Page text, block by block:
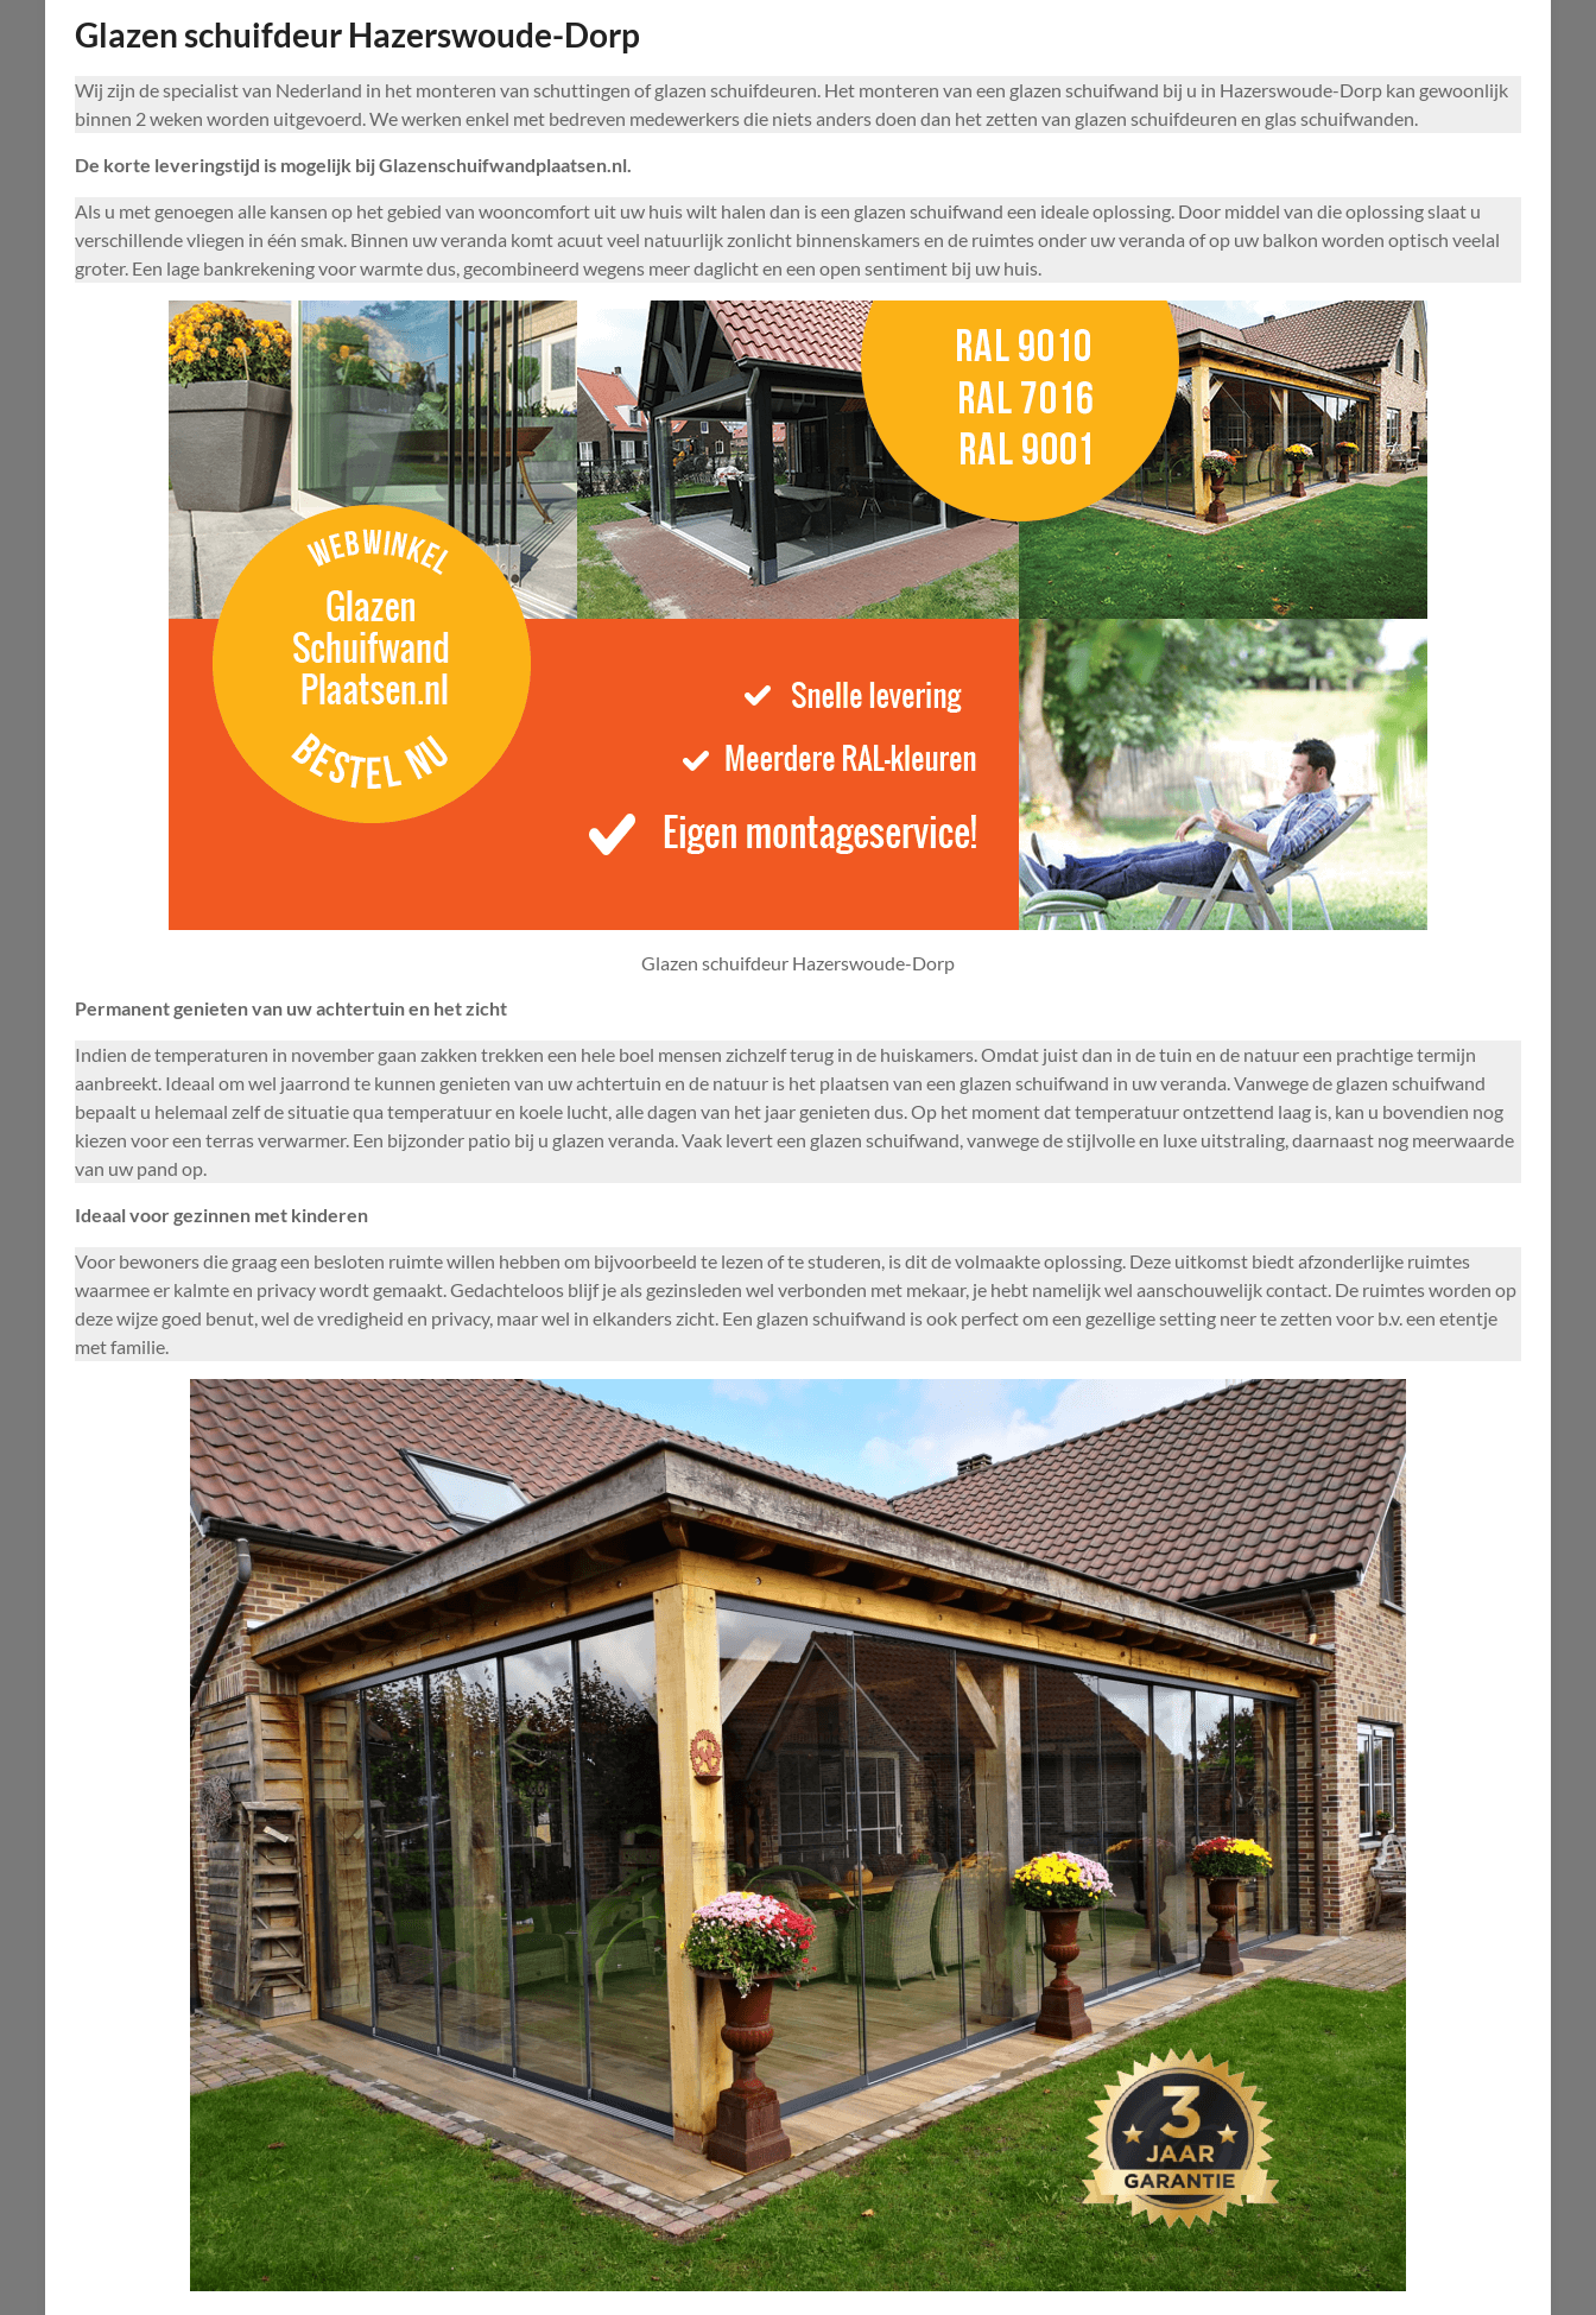
Glazen schuifdeur Hazerswoude-Dorp
Wij zijn de specialist van Nederland in het monteren van schuttingen of glazen schuifdeuren. Het monteren van een glazen schuifwand bij u in Hazerswoude-Dorp kan gewoonlijk
binnen 2 weken worden uitgevoerd. We werken enkel met bedreven medewerkers die niets anders doen dan het zetten van glazen schuifdeuren en glas schuifwanden.
De korte leveringstijd is mogelijk bij Glazenschuifwandplaatsen.nl.
Als u met genoegen alle kansen op het gebied van wooncomfort uit uw huis wilt halen dan is een glazen schuifwand een ideale oplossing. Door middel van die oplossing slaat u
verschillende vliegen in één smak. Binnen uw veranda komt acuut veel natuurlijk zonlicht binnenskamers en de ruimtes onder uw veranda of op uw balkon worden optisch veelal
groter. Een lage bankrekening voor warmte dus, gecombineerd wegens meer daglicht en een open sentiment bij uw huis.
Glazen schuifdeur Hazerswoude-Dorp
Permanent genieten van uw achtertuin en het zicht
Indien de temperaturen in november gaan zakken trekken een hele boel mensen zichzelf terug in de huiskamers. Omdat juist dan in de tuin en de natuur een prachtige termijn
aanbreekt. Ideaal om wel jaarrond te kunnen genieten van uw achtertuin en de natuur is het plaatsen van een glazen schuifwand in uw veranda. Vanwege de glazen schuifwand
bepaalt u helemaal zelf de situatie qua temperatuur en koele lucht, alle dagen van het jaar genieten dus. Op het moment dat temperatuur ontzettend laag is, kan u bovendien nog
kiezen voor een terras verwarmer. Een bijzonder patio bij u glazen veranda. Vaak levert een glazen schuifwand, vanwege de stijlvolle en luxe uitstraling, daarnaast nog meerwaarde
van uw pand op.
Ideaal voor gezinnen met kinderen
Voor bewoners die graag een besloten ruimte willen hebben om bijvoorbeeld te lezen of te studeren, is dit de volmaakte oplossing. Deze uitkomst biedt afzonderlijke ruimtes
waarmee er kalmte en privacy wordt gemaakt. Gedachteloos blijf je als gezinsleden wel verbonden met mekaar, je hebt namelijk wel aanschouwelijk contact. De ruimtes worden op
deze wijze goed benut, wel de vredigheid en privacy, maar wel in elkanders zicht. Een glazen schuifwand is ook perfect om een gezellige setting neer te zetten voor b.v. een etentje
met familie.